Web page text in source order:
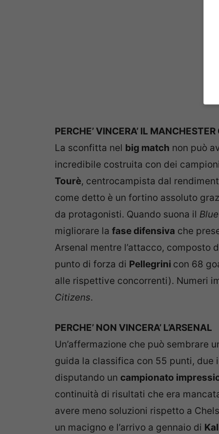
PERCHE’ VINCERA’ IL
La sconfitta nel big match non può
incredibile costruita con dei
Tourè, centrocampista dal
come detto è un fortino assoluto
da protagonisti. Quando suona il
migliorare la fase difensiva che
Arsenal mentre l’attacco, composto
punto di forza di Pellegrini con 68
alle rispettive concorrenti). Numeri
Citizens.
PERCHE’ NON VINCERA’ L’ARSENAL
Un’affermazione che può sembrare
guida la classifica con 55 punti, due
disputando un campionato
continuità di risultati che era
avere meno soluzioni rispetto a
un macigno e l’arrivo a gennaio di